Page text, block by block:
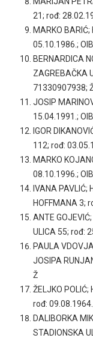
21; rođ:
MARKO BARIĆ;
05.10.1986.;
BERNARDICA
ZAGREBAČKA
71330907938;
JOSIP
15.04.1991.;
IGOR
112; rođ:
MARKO
08.10.1996.;
IVANA PAVLIĆ;
HOFFMANA 3;
ANTE
ULICA 55; rođ:
PAULA
JOSIPA
Ž
ŽELJKO POLIĆ;
rođ:
DALIBORKA
STADIONSKA